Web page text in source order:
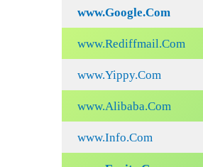
www.Google.Com
www.Rediffmail.Com
www.Yippy.Com
www.Alibaba.Com
www.Info.Com